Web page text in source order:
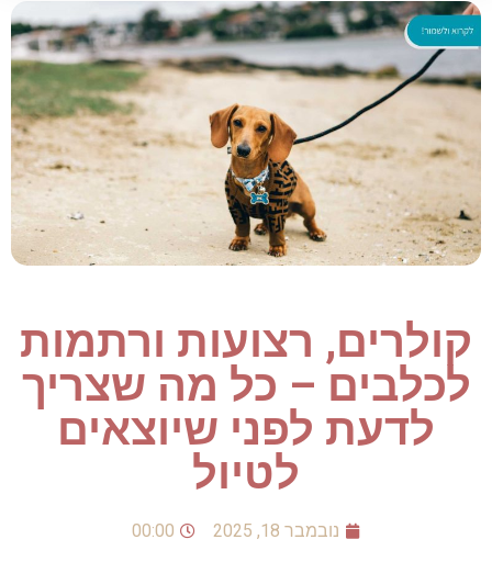
קולרים, רצועות ורתמות
לכלבים – כל מה שצריך
לדעת לפני שיוצאים
לטיול
נובמבר 18, 2025 00:00